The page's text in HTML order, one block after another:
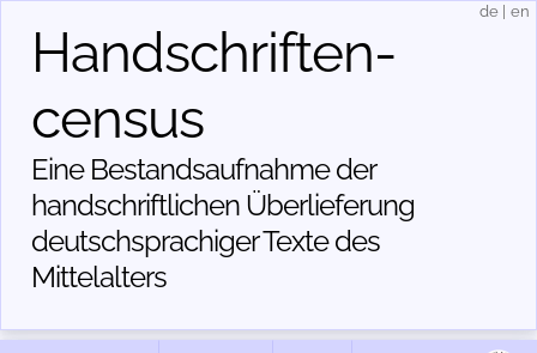
Handschriften­
census
Eine Bestandsaufnahme der
handschriftlichen Über­lieferung
deutschsprachiger Texte des
Mittelalters
de en